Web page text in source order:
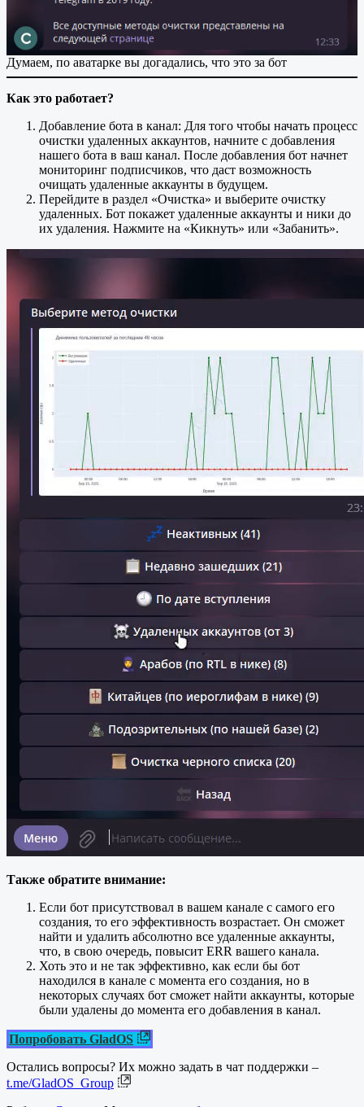
Думаем, по аватарке вы догадались, что это за бот
Как это работает?
Добавление бота в канал: Для того чтобы начать процесс
очистки удаленных аккаунтов, начните с добавления
нашего бота в ваш канал. После добавления бот начнет
мониторинг подписчиков, что даст возможность
очищать удаленные аккаунты в будущем.
Перейдите в раздел «Очистка» и выберите очистку
удаленных. Бот покажет удаленные аккаунты и ники до
их удаления. Нажмите на «Кикнуть» или «Забанить».
Также обратите внимание:
Если бот присутствовал в вашем канале с самого его
создания, то его эффективность возрастает. Он сможет
найти и удалить абсолютно все удаленные аккаунты,
что, в свою очередь, повысит ERR вашего канала.
Хоть это и не так эффективно, как если бы бот
находился в канале с момента его создания, но в
некоторых случаях бот сможет найти аккаунты, которые
были удалены до момента его добавления в канал.
Попробовать GladOS
Остались вопросы? Их можно задать в чат поддержки –
t.me/GladOS_Group